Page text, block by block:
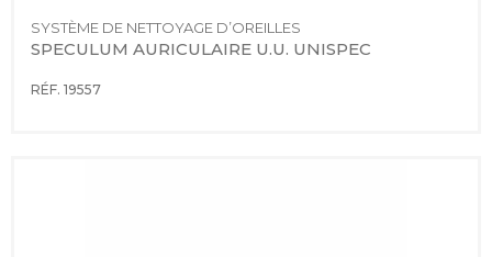
SYSTÈME DE NETTOYAGE D’OREILLES
SPECULUM AURICULAIRE U.U. UNISPEC
RÉF. 19557